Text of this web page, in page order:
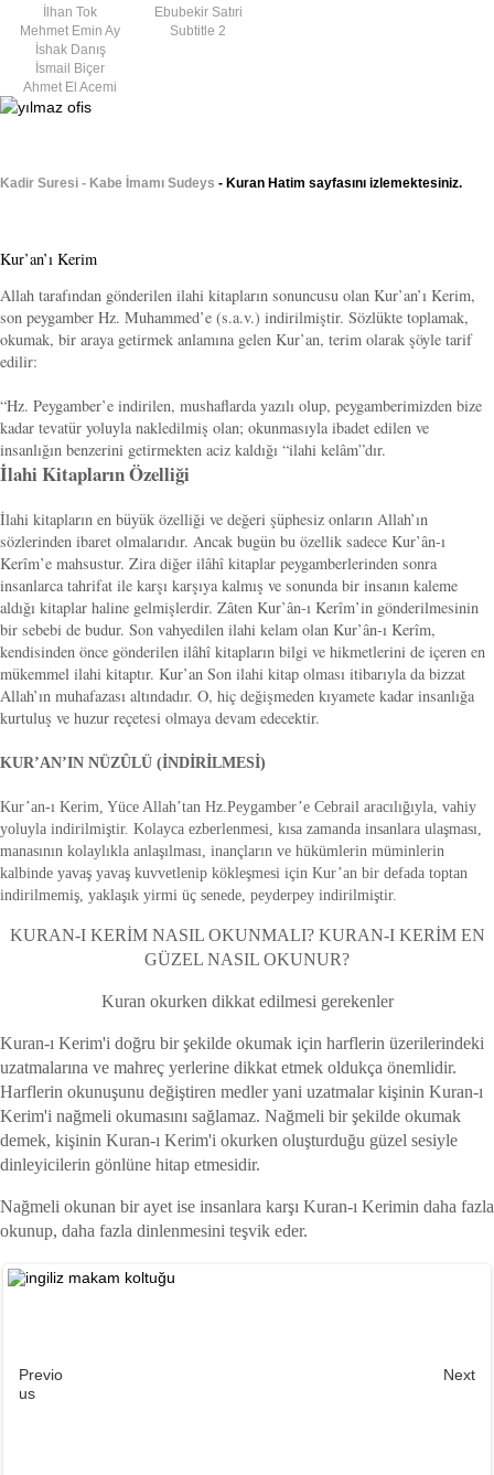
İlhan Tok
Mehmet Emin Ay
İshak Danış
İsmail Biçer
Ahmet El Acemi
Ebubekir Satıri
Subtitle 2
Kadir Suresi - Kabe İmamı Sudeys - Kuran Hatim sayfasını izlemektesiniz.
Kur’an’ı Kerim
Allah tarafından gönderilen ilahi kitapların sonuncusu olan Kur’an’ı Kerim,
son peygamber Hz. Muhammed’e (s.a.v.) indirilmiştir. Sözlükte toplamak,
okumak, bir araya getirmek anlamına gelen Kur’an, terim olarak şöyle tarif
edilir:
“Hz. Peygamber’e indirilen, mushaflarda yazılı olup, peygamberimizden bize
kadar tevatür yoluyla nakledilmiş olan; okunmasıyla ibadet edilen ve
insanlığın benzerini getirmekten aciz kaldığı “ilahi kelâm”dır.
İlahi Kitapların Özelliği
İlahi kitapların en büyük özelliği ve değeri şüphesiz onların Allah’ın
sözlerinden ibaret olmalarıdır. Ancak bugün bu özellik sadece Kur’ân-ı
Kerîm’e mahsustur. Zira diğer ilâhî kitaplar peygamberlerinden sonra
insanlarca tahrifat ile karşı karşıya kalmış ve sonunda bir insanın kaleme
aldığı kitaplar haline gelmişlerdir. Zâten Kur’ân-ı Kerîm’in gönderilmesinin
bir sebebi de budur. Son vahyedilen ilahi kelam olan Kur’ân-ı Kerîm,
kendisinden önce gönderilen ilâhî kitapların bilgi ve hikmetlerini de içeren en
mükemmel ilahi kitaptır. Kur’an Son ilahi kitap olması itibarıyla da bizzat
Allah’ın muhafazası altındadır. O, hiç değişmeden kıyamete kadar insanlığa
kurtuluş ve huzur reçetesi olmaya devam edecektir.
KUR’AN’IN NÜZÛLÜ (İNDİRİLMESİ)
Kur’an-ı Kerim, Yüce Allah’tan Hz.Peygamber’e Cebrail aracılığıyla, vahiy
yoluyla indirilmiştir. Kolayca ezberlenmesi, kısa zamanda insanlara ulaşması,
manasının kolaylıkla anlaşılması, inançların ve hükümlerin müminlerin
kalbinde yavaş yavaş kuvvetlenip kökleşmesi için Kur’an bir defada toptan
indirilmemiş, yaklaşık yirmi üç senede, peyderpey indirilmiştir.
KURAN-I KERİM NASIL OKUNMALI? KURAN-I KERİM EN
GÜZEL NASIL OKUNUR?
Kuran okurken dikkat edilmesi gerekenler
Kuran-ı Kerim'i doğru bir şekilde okumak için harflerin üzerilerindeki
uzatmalarına ve mahreç yerlerine dikkat etmek oldukça önemlidir.
Harflerin okunuşunu değiştiren medler yani uzatmalar kişinin Kuran-ı
Kerim'i nağmeli okumasını sağlamaz. Nağmeli bir şekilde okumak
demek, kişinin Kuran-ı Kerim'i okurken oluşturduğu güzel sesiyle
dinleyicilerin gönlüne hitap etmesidir.
Nağmeli okunan bir ayet ise insanlara karşı Kuran-ı Kerimin daha fazla
okunup, daha fazla dinlenmesini teşvik eder.
Previo
us
Next